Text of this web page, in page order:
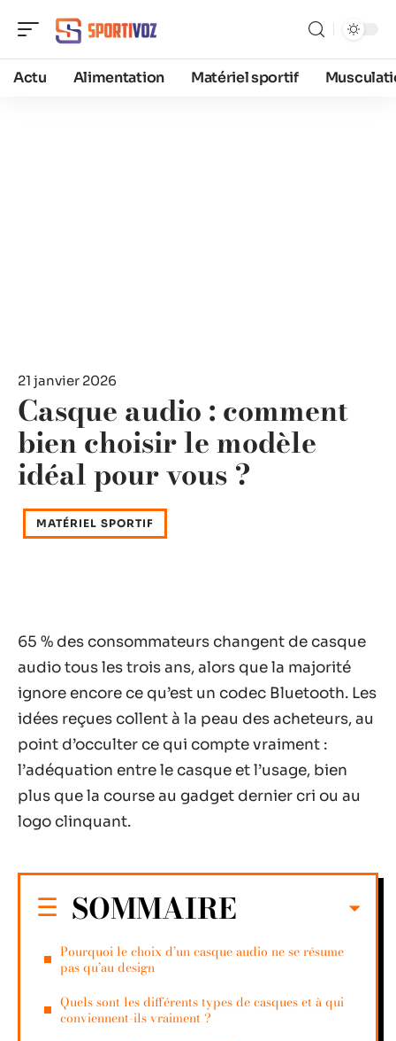
Actu Alimentation Matériel sportif
21 janvier 2026
Casque audio : comment
bien choisir le modèle
idéal pour vous ?
MATÉRIEL SPORTIF
65 % des consommateurs changent de casque
audio tous les trois ans, alors que la majorité
ignore encore ce qu’est un codec Bluetooth. Les
idées reçues collent à la peau des acheteurs, au
point d’occulter ce qui compte vraiment :
l’adéquation entre le casque et l’usage, bien
plus que la course au gadget dernier cri ou au
logo clinquant.
SOMMAIRE
Pourquoi le choix d’un casque audio ne se résume
pas qu’au design
Quels sont les différents types de casques et à qui
conviennent-ils vraiment ?